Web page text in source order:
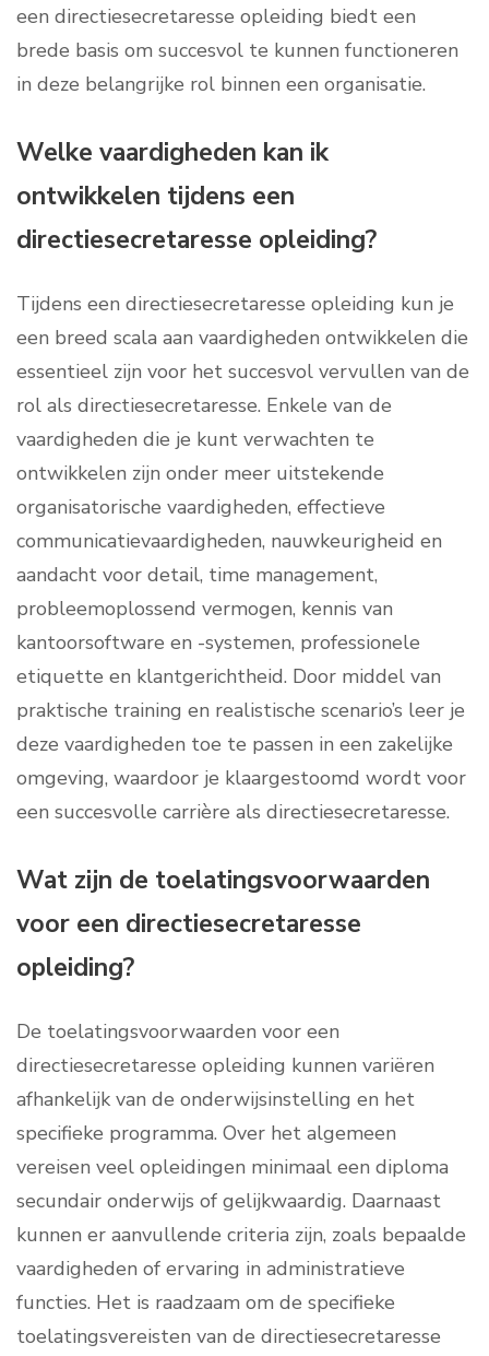
een directiesecretaresse opleiding biedt een
brede basis om succesvol te kunnen functioneren
in deze belangrijke rol binnen een organisatie.
Welke vaardigheden kan ik
ontwikkelen tijdens een
directiesecretaresse opleiding?
Tijdens een directiesecretaresse opleiding kun je
een breed scala aan vaardigheden ontwikkelen die
essentieel zijn voor het succesvol vervullen van de
rol als directiesecretaresse. Enkele van de
vaardigheden die je kunt verwachten te
ontwikkelen zijn onder meer uitstekende
organisatorische vaardigheden, effectieve
communicatievaardigheden, nauwkeurigheid en
aandacht voor detail, time management,
probleemoplossend vermogen, kennis van
kantoorsoftware en -systemen, professionele
etiquette en klantgerichtheid. Door middel van
praktische training en realistische scenario’s leer je
deze vaardigheden toe te passen in een zakelijke
omgeving, waardoor je klaargestoomd wordt voor
een succesvolle carrière als directiesecretaresse.
Wat zijn de toelatingsvoorwaarden
voor een directiesecretaresse
opleiding?
De toelatingsvoorwaarden voor een
directiesecretaresse opleiding kunnen variëren
afhankelijk van de onderwijsinstelling en het
specifieke programma. Over het algemeen
vereisen veel opleidingen minimaal een diploma
secundair onderwijs of gelijkwaardig. Daarnaast
kunnen er aanvullende criteria zijn, zoals bepaalde
vaardigheden of ervaring in administratieve
functies. Het is raadzaam om de specifieke
toelatingsvereisten van de directiesecretaresse